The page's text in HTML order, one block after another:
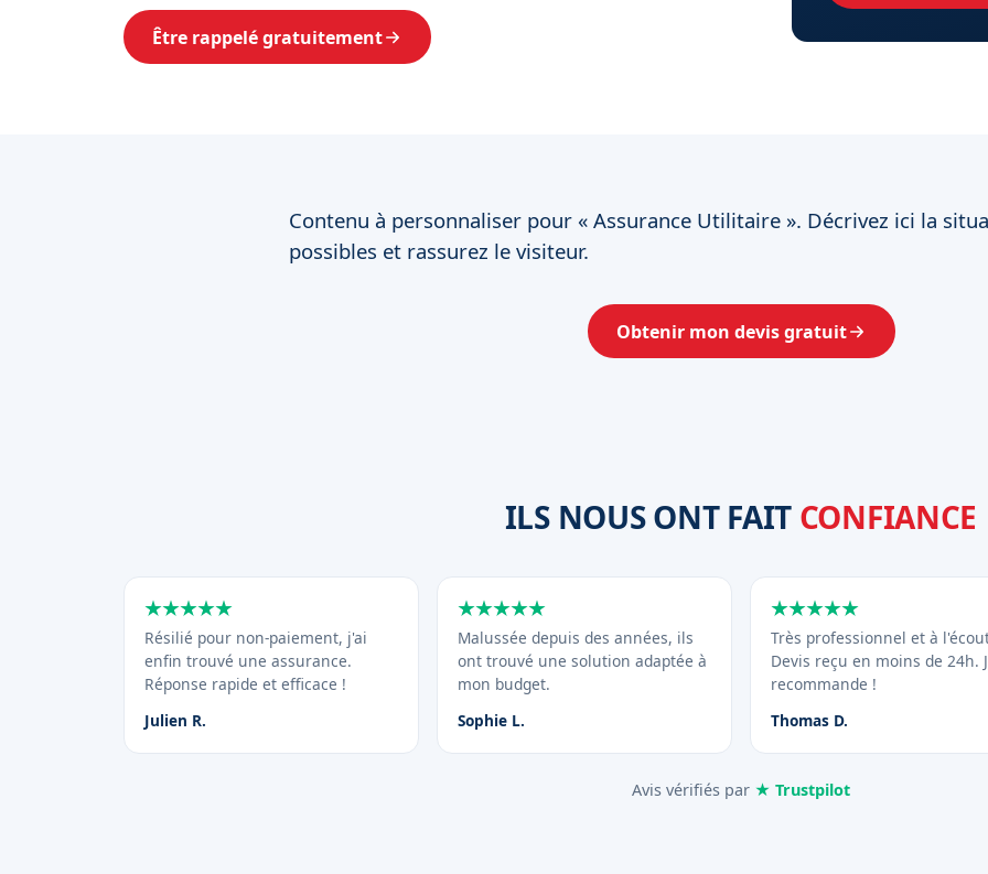
Être rappelé gratuitement
Contenu à personnaliser pour « Assurance Utilitaire ». Décrivez ici la
possibles et rassurez le visiteur.
Obtenir mon devis gratuit
ILS NOUS ONT FAIT CONFIANCE
Résilié pour non-paiement, j'ai
enfin trouvé une assurance.
Réponse rapide et efficace !
Julien R.
Malussée depuis des années, ils
ont trouvé une solution adaptée à
mon budget.
Sophie L.
Très professionnel et à
Devis reçu en moins de 24h.
recommande !
Thomas D.
Avis vérifiés par ★ Trustpilot